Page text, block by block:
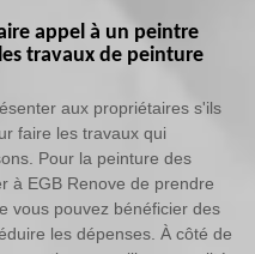
appel à un peintre
travaux de peinture
aux propriétaires s'ils
faire les travaux qui
Pour la peinture des
à EGB Renove de prendre
vous pouvez bénéficier des
les dépenses. À côté de